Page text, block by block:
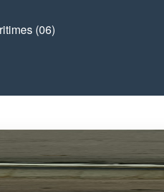
(06)